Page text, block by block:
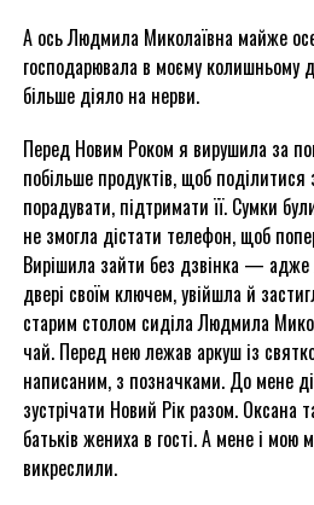
А ось Людмила Миколаївна майже
господарювала в моєму колишньому
більше діяло на нерви.
Перед Новим Роком я вирушила за
побільше продуктів, щоб
порадувати, підтримати її. Сумки
не змогла дістати телефон, щоб
Вирішила зайти без дзвінка —
двері своїм ключем, увійшла й
старим столом сиділа Людмила
чай. Перед нею лежав аркуш із
написаним, з позначками. До мене
зустрічати Новий Рік разом. Оксана
батьків жениха в гості. А мене і
викреслили.